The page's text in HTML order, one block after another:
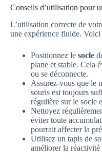
Conseils d’utilisation pour
L’utilisation correcte de
une expérience fluide. Voici
Positionnez le socle
plane et stable. Cela
ou se déconnecte.
Assurez-vous que le
souris est toujours
régulière sur le socle
Nettoyez
éviter toute
pourrait affecter la
Utilisez un tapis de
améliorer la réactivité